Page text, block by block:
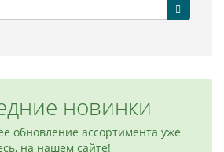
новинки
обновление ассортимента уже
на нашем сайте!